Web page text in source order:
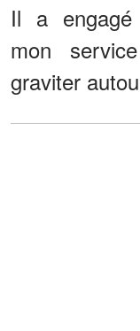
Il a engagé
mon
graviter